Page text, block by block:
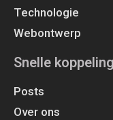
Technologie
Webontwerp
Snelle
Posts
Over ons